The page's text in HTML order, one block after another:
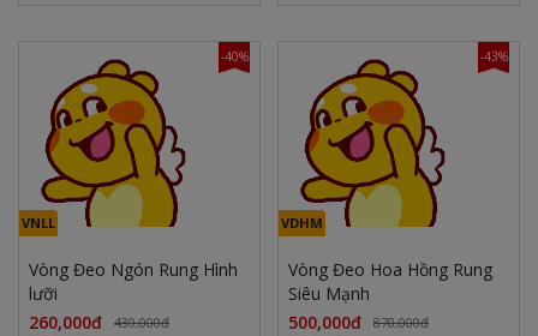
-40%
VNLL
Vòng Đeo Ngón Rung Hình
lưỡi
260,000đ
430,000đ
-43%
VDHM
Vòng Đeo Hoa Hồng Rung
Siêu Mạnh
500,000đ
870,000đ